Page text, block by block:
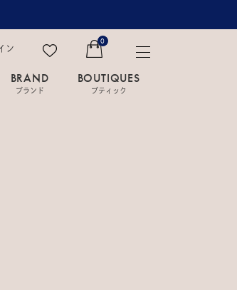
ン
0
BRAND
ブランド
BOUTIQUES
ブティック